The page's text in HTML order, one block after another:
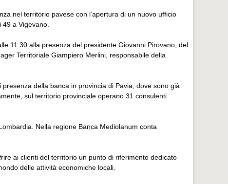
nel territorio pavese con l’apertura di un nuovo ufficio
a Vigevano.
11.30 alla presenza del presidente Giovanni Pirovano, del
Territoriale Giampiero Merlini, responsabile della
della banca in provincia di Pavia, dove sono già
sul territorio provinciale operano 31 consulenti
Nella regione Banca Mediolanum conta
ai clienti del territorio un punto di riferimento dedicato
delle attività economiche locali.